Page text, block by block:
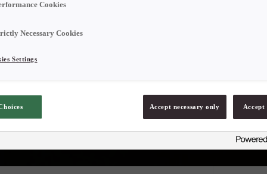
Cookies
Necessary Cookies
Settings
Accept necessary only Accept